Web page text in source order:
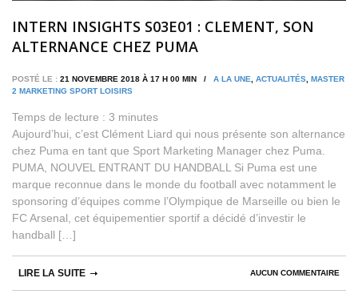
INTERN INSIGHTS S03E01 : CLEMENT, SON
ALTERNANCE CHEZ PUMA
POSTÉ LE : 21 NOVEMBRE 2018 À 17 H 00 MIN / A LA UNE, ACTUALITÉS, MASTER
2 MARKETING SPORT LOISIRS
Temps de lecture : 3 minutes
Aujourd’hui, c’est Clément Liard qui nous présente son alternance
chez Puma en tant que Sport Marketing Manager chez Puma.
PUMA, NOUVEL ENTRANT DU HANDBALL Si Puma est une
marque reconnue dans le monde du football avec notamment le
sponsoring d’équipes comme l’Olympique de Marseille ou bien le
FC Arsenal, cet équipementier sportif a décidé d’investir le
handball […]
AUCUN COMMENTAIRE
LIRE LA SUITE